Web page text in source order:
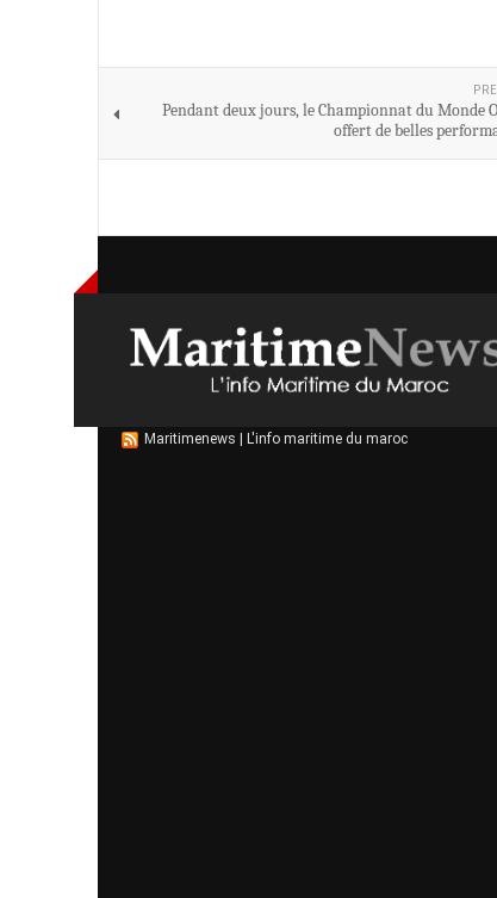
Pendant deux jours, le Championnat du Monde
offert de belles
Maritimenews | L'info maritime du maroc